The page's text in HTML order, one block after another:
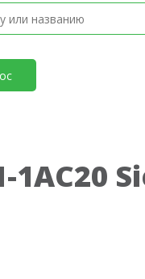
1AC20